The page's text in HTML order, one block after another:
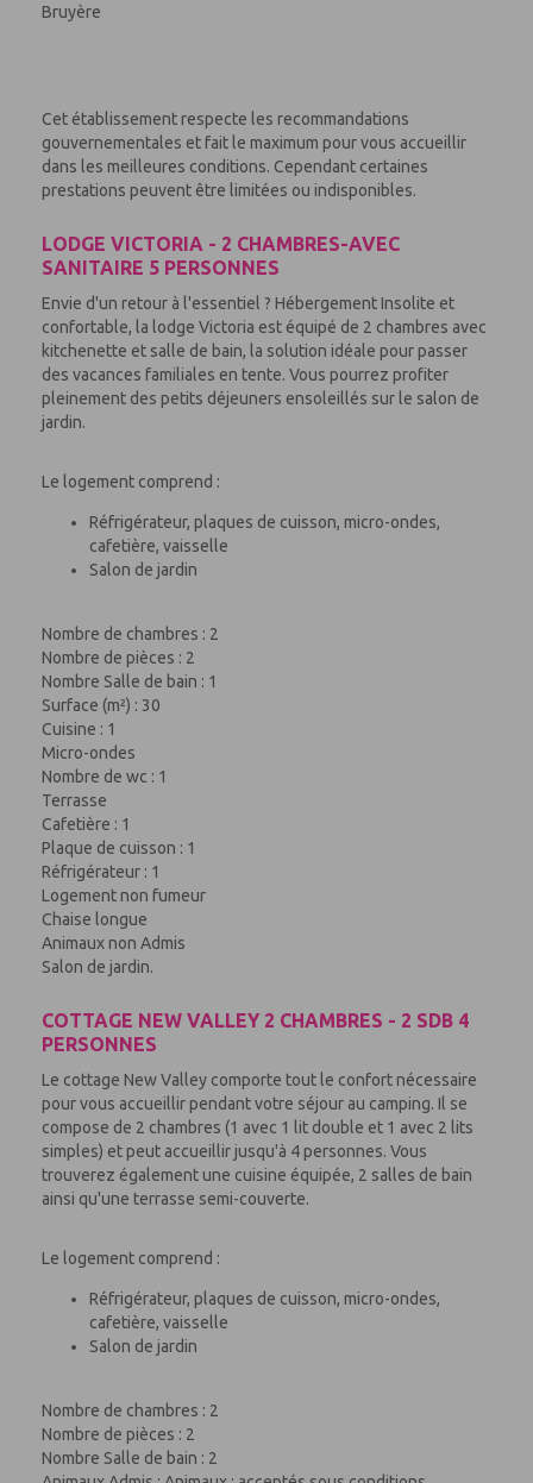
Bruyère
Cet établissement respecte les recommandations
gouvernementales et fait le maximum pour vous accueillir
dans les meilleures conditions. Cependant certaines
prestations peuvent être limitées ou indisponibles.
LODGE VICTORIA - 2 CHAMBRES-AVEC
SANITAIRE 5 PERSONNES
Envie d'un retour à l'essentiel ? Hébergement Insolite et
confortable, la lodge Victoria est équipé de 2 chambres avec
kitchenette et salle de bain, la solution idéale pour passer
des vacances familiales en tente. Vous pourrez profiter
pleinement des petits déjeuners ensoleillés sur le salon de
jardin.
Le logement comprend :
Réfrigérateur, plaques de cuisson, micro-ondes,
cafetière, vaisselle
Salon de jardin
Nombre de chambres : 2
Nombre de pièces : 2
Nombre Salle de bain : 1
Surface (m²) : 30
Cuisine : 1
Micro-ondes
Nombre de wc : 1
Terrasse
Cafetière : 1
Plaque de cuisson : 1
Réfrigérateur : 1
Logement non fumeur
Chaise longue
Animaux non Admis
Salon de jardin.
COTTAGE NEW VALLEY 2 CHAMBRES - 2 SDB 4
PERSONNES
Le cottage New Valley comporte tout le confort nécessaire
pour vous accueillir pendant votre séjour au camping. Il se
compose de 2 chambres (1 avec 1 lit double et 1 avec 2 lits
simples) et peut accueillir jusqu'à 4 personnes. Vous
trouverez également une cuisine équipée, 2 salles de bain
ainsi qu'une terrasse semi-couverte.
Le logement comprend :
Réfrigérateur, plaques de cuisson, micro-ondes,
cafetière, vaisselle
Salon de jardin
Nombre de chambres : 2
Nombre de pièces : 2
Nombre Salle de bain : 2